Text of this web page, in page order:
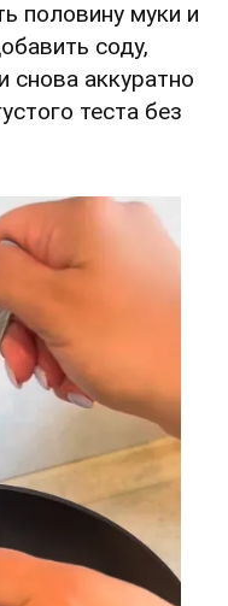
половину муки и
соду,
снова аккуратно
теста без